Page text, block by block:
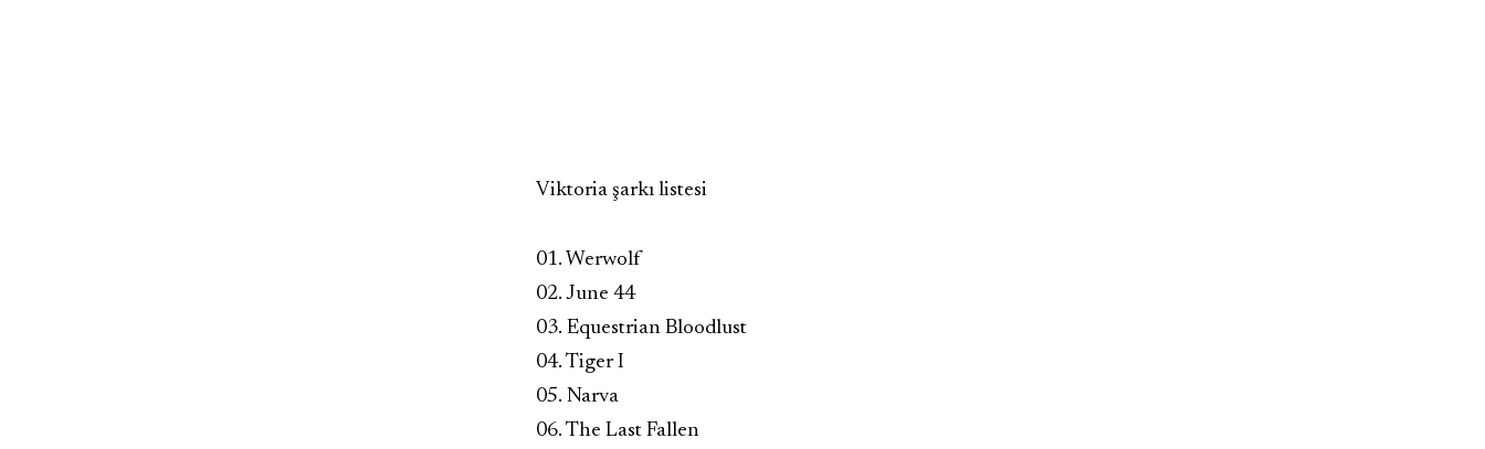
Viktoria şarkı listesi
01. Werwolf
02. June 44
03. Equestrian Bloodlust
04. Tiger I
05. Narva
06. The Last Fallen